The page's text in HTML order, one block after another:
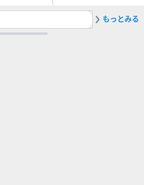
2ノーキ
もっとみる